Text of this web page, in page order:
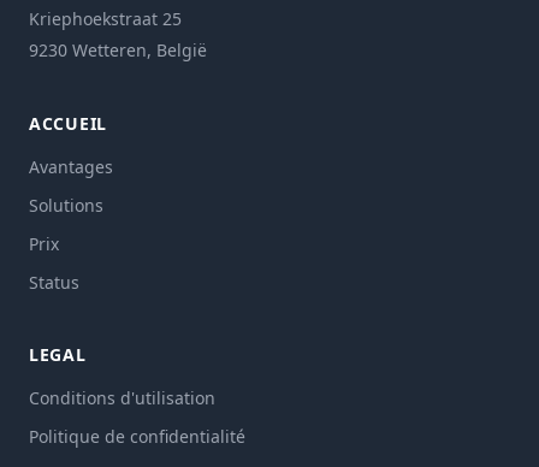
Kriephoekstraat 25
9230 Wetteren, België
ACCUEIL
Avantages
Solutions
Prix
Status
LEGAL
Conditions d'utilisation
Politique de confidentialité